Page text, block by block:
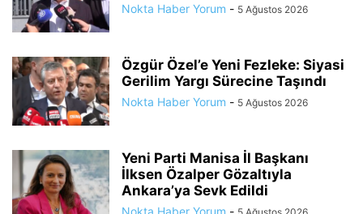
Nokta Haber Yorum - 5 Ağustos 2026
Özgür Özel’e Yeni Fezleke: Siyasi
Gerilim Yargı Sürecine Taşındı
Nokta Haber Yorum - 5 Ağustos 2026
Yeni Parti Manisa İl Başkanı
İlksen Özalper Gözaltıyla
Ankara’ya Sevk Edildi
Nokta Haber Yorum -